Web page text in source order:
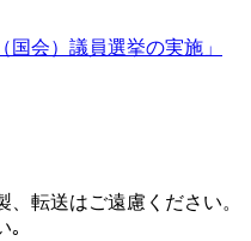
国会）議員選挙の実施」
転送はご遠慮ください。
｡